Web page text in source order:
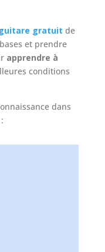
gratuit de
et prendre
apprendre à
conditions
dans